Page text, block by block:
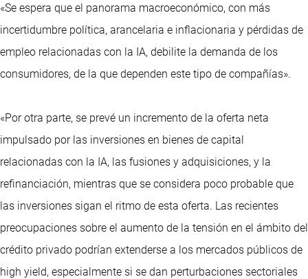
«Se espera que el panorama macroeconómico, con más
incertidumbre política, arancelaria e inflacionaria y pérdidas de
empleo relacionadas con la IA, debilite la demanda de los
consumidores, de la que dependen este tipo de compañías».
«Por otra parte, se prevé un incremento de la oferta neta
impulsado por las inversiones en bienes de capital
relacionadas con la IA, las fusiones y adquisiciones, y la
refinanciación, mientras que se considera poco probable que
las inversiones sigan el ritmo de esta oferta. Las recientes
preocupaciones sobre el aumento de la tensión en el ámbito del
crédito privado podrían extenderse a los mercados públicos de
high yield, especialmente si se dan perturbaciones sectoriales